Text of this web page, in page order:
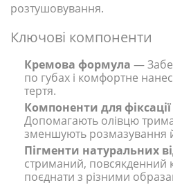
розтушовування.
Ключові компоненти
Кремова формула —
по губах і комфортне
тертя.
Компоненти для
Допомагають олівцю
зменшують розмазування
Пігменти натуральних
стриманий, повсякденний
поєднати з різними